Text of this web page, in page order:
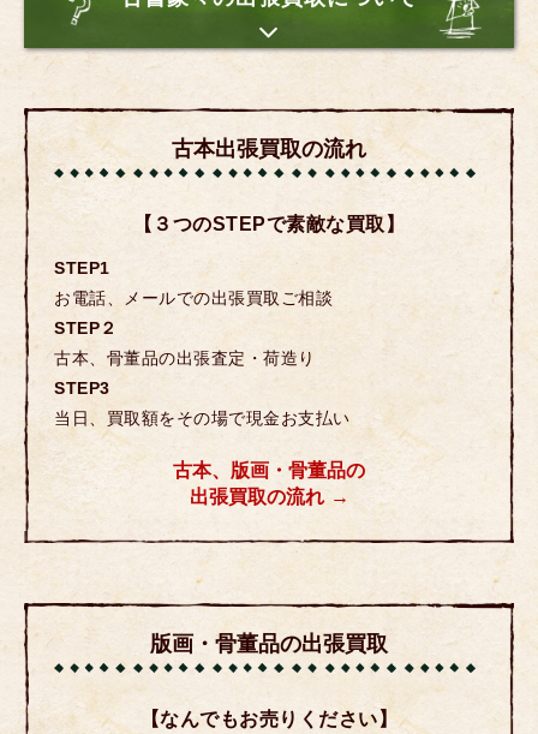
古本出張買取の流れ
【３つのSTEPで素敵な買取】
STEP1
お電話、メールでの出張買取ご相談
STEP２
古本、骨董品の出張査定・荷造り
STEP3
当日、買取額をその場で現金お支払い
古本、版画・骨董品の
出張買取の流れ
版画・骨董品の出張買取
【なんでもお売りください】